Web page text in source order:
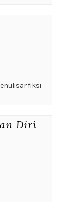
Diri